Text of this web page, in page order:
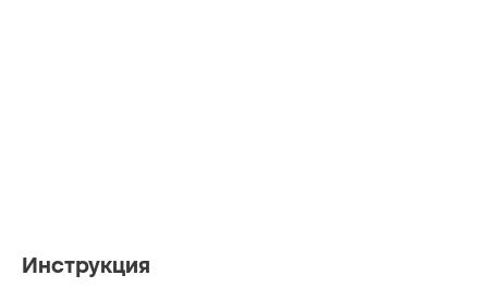
Инструкция